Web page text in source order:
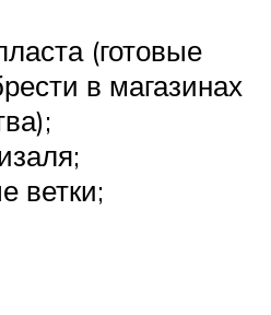
(готовые
в магазинах
ветки;